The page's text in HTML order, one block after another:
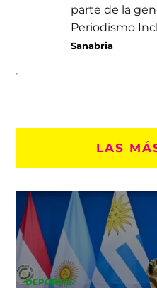
parte de la
Periodismo
Sanabria
LAS
DEPORTES